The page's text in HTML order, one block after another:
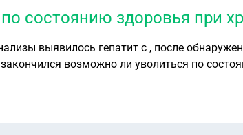
состоянию здоровья при